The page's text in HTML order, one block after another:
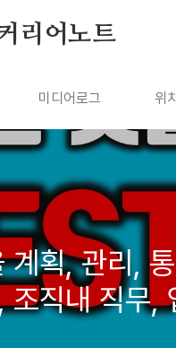
리어노트
미디어로그 위
계획, 관리,
조직내 직무,